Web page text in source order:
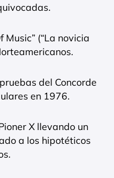
Music” (“La novicia
del Concorde
en 1976.
X llevando un
a los hipotéticos